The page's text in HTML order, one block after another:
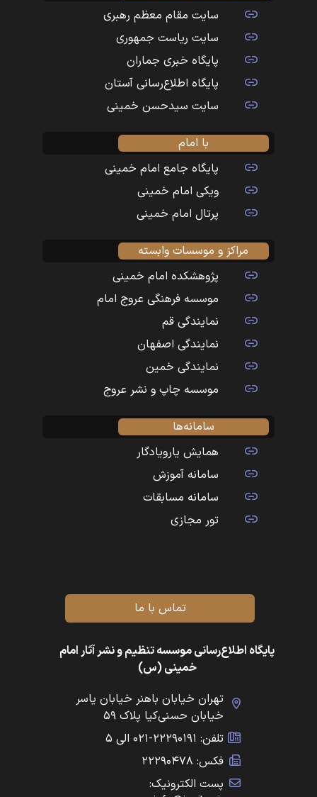
سایت مقام معظم رهبری
سایت ریاست جمهوری
پایگاه خبری جماران
پایگاه اطلاع‌رسانی آستان
سایت سیدحسن خمینی
با امام
پایگاه جامع امام خمینی
ویکی امام خمینی
پرتال امام خمینی
مراکز و موسسات وابسته
پژوهشکده امام خمینی
موسسه فرهنگی عروج امام
نمایندگی قم
نمایندگی اصفهان
نمایندگی خمین
موسسه چاپ و نشر عروج
سامانه‌ها
همایش یارویادگار
سامانه آموزش
سامانه مسابقات
تور مجازی
تماس با ما
پایگاه اطلاع‌رسانی موسسه تنظیم و نشر آثار امام
خمینی (س)
تهران خیابان باهنر خیابان یاسر
خیابان حسنی‌کیا پلاک ۵۹
تلفن: ۲۲۲۹۰۱۹۱-۰۲۱ الی ۵
فکس: ۲۲۲۹۰۴۷۸
پست الکترونیک: